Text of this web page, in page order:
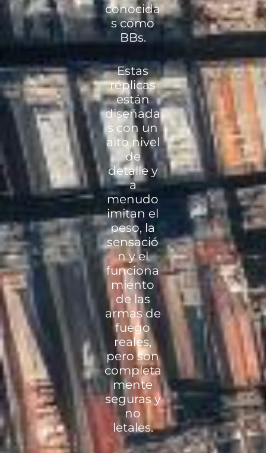
conocida
s como
BBs.
Estas
réplicas
están
diseñada
s con un
alto nivel
de
detalle y
a
menudo
imitan el
peso, la
sensació
n y el
funciona
miento
de las
armas de
fuego
reales,
pero son
completa
mente
seguras y
no
letales.